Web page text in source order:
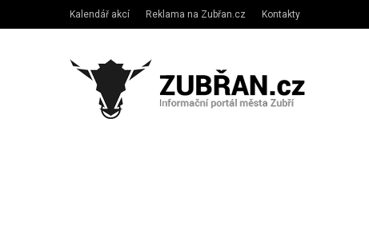
Kalendář akcí Reklama na Zubřan.cz Kontakty